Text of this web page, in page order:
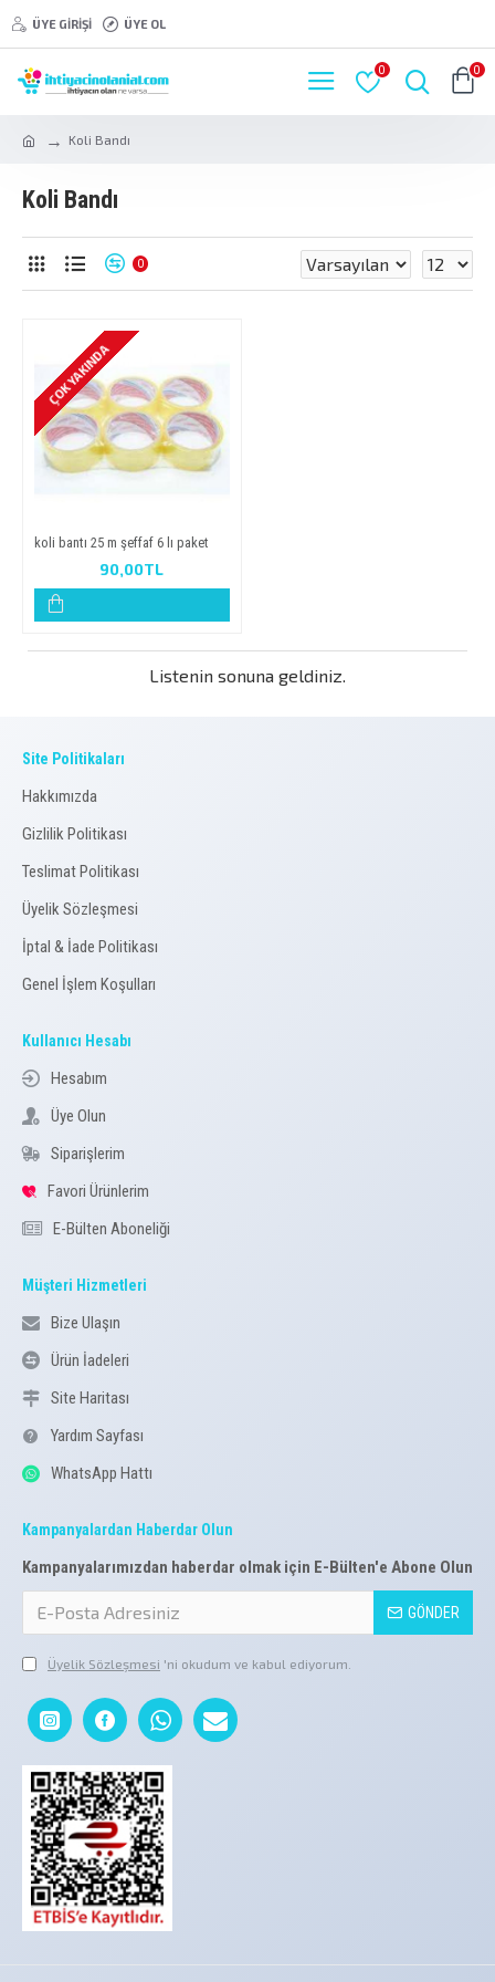
ÜYE GIRIŞI ÜYE OL
0 0
Koli Bandı
Koli Bandı
0
ÇOK YAKINDA
koli̇ banti 25 m şeffaf 6 li paket
90,00TL
Listenin sonuna geldiniz.
Site Politikaları
Hakkımızda
Gizlilik Politikası
Teslimat Politikası
Üyelik Sözleşmesi
İptal & İade Politikası
Genel İşlem Koşulları
Kullanıcı Hesabı
Hesabım
Üye Olun
Siparişlerim
Favori Ürünlerim
E-Bülten Aboneliği
Müşteri Hizmetleri
Bize Ulaşın
Ürün İadeleri
Site Haritası
Yardım Sayfası
WhatsApp Hattı
Kampanyalardan Haberdar Olun
Kampanyalarımızdan haberdar olmak için E-Bülten'e Abone Olun
GÖNDER
Üyelik Sözleşmesi 'ni okudum ve kabul ediyorum.